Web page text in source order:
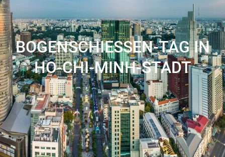
BOGENSCHIESSEN-TAG IN H
O-CHI-MINH-STADT